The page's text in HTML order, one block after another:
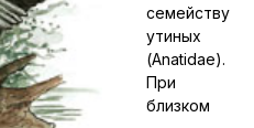
семейству
утиных
(Anatidae).
При
близком